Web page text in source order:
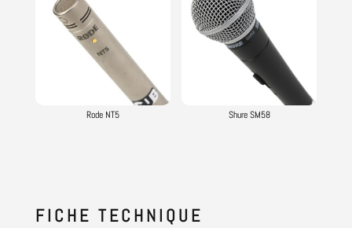
Rode NT5 Shure SM58
FICHE TECHNIQUE